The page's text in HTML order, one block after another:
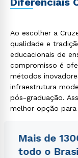
Ao escolher a
qualidade e
educacionais de
compromisso é
métodos
infraestrutura
pós-graduação.
melhor opção para
Mais de
todo o
Rápido